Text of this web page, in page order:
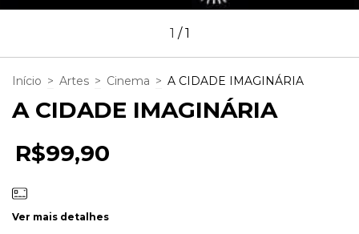
1 /1
Início > Artes > Cinema > A CIDADE IMAGINÁRIA
A CIDADE IMAGINÁRIA
R$99,90
Ver mais detalhes